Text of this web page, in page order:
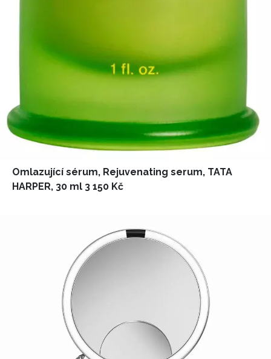
Omlazující sérum, Rejuvenating serum, TATA
HARPER, 30 ml 3 150 Kč